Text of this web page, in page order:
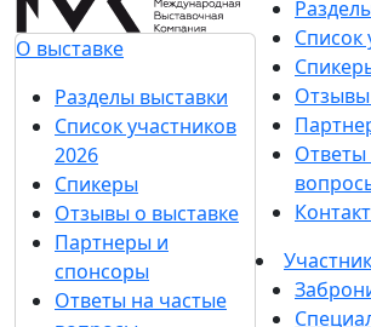
Импортозамещение и новые
распределённой генерации на